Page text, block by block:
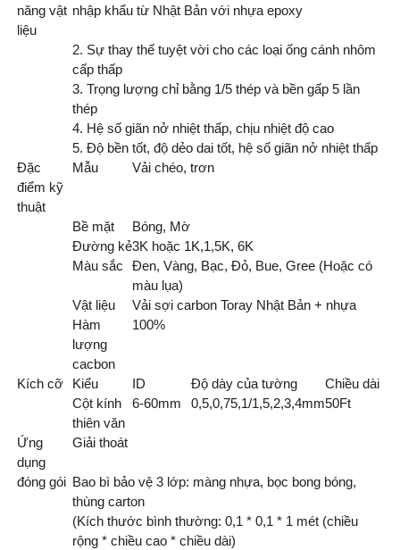
năng vật
liệu
nhập khẩu từ Nhật Bản với nhựa epoxy
2. Sự thay thế tuyệt vời cho các loại ống cánh nhôm
cấp thấp
3. Trọng lượng chỉ bằng 1/5 thép và bền gấp 5 lần
thép
4. Hệ số giãn nở nhiệt thấp, chịu nhiệt độ cao
5. Độ bền tốt, độ dẻo dai tốt, hệ số giãn nở nhiệt thấp
Đặc
điểm kỹ
thuật
Mẫu Vải chéo, trơn
Bề mặt
Bóng, Mờ
Đường kẻ3K hoặc 1K,1,5K, 6K
Màu sắc
Đen, Vàng, Bạc, Đỏ, Bue, Gree (Hoặc có
màu lụa)
Vật liệu
Vải sợi carbon Toray Nhật Bản + nhựa
Hàm
lượng
cacbon
100%
Kích cỡ Kiểu ID Độ dày của tường
Chiều dài
Cột kính
thiên văn
6-60mm 0,5,0,75,1/1,5,2,3,4mm50Ft
Ứng
dụng
Giải thoát
đóng gói Bao bì bảo vệ 3 lớp: màng nhựa, bọc bong bóng,
thùng carton
(Kích thước bình thường: 0,1 * 0,1 * 1 mét (chiều
rộng * chiều cao * chiều dài)